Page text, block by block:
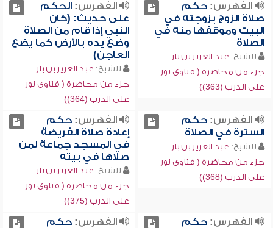
الفهرس:حكم
صلاة الزوج بزوجته في
البيت وموقفها منه في
الصلاة
للشيخ: عبد العزيز بن باز
جزء من محاضرة ( فتاوى نور
على الدرب (363))
الفهرس:الحكم
على حديث: (كان
النبي إذا قام من الصلاة
وضع يده بالأرض كما يضع
العاجن)
للشيخ: عبد العزيز بن باز
جزء من محاضرة ( فتاوى نور
على الدرب (364))
الفهرس:حكم
السترة في الصلاة
للشيخ: عبد العزيز بن باز
جزء من محاضرة ( فتاوى نور
على الدرب (368))
الفهرس:حكم
إعادة صلاة الفريضة
في المسجد جماعة لمن
صلاها في بيته
للشيخ: عبد العزيز بن باز
جزء من محاضرة ( فتاوى نور
على الدرب (375))
الفهرس:حكم
الفهرس:حكم